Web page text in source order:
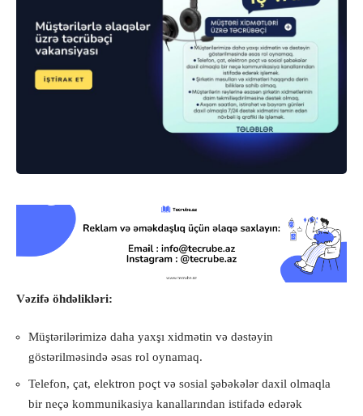
Vəzifə öhdəlikləri:
Müştərilərimizə daha yaxşı xidmətin və dəstəyin
göstərilməsində əsas rol oynamaq.
Telefon, çat, elektron poçt və sosial şəbəkələr daxil olmaqla
bir neçə kommunikasiya kanallarından istifadə edərək